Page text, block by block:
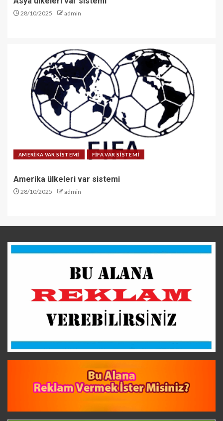
28/10/2025 admin
AMERİKA VAR SİSTEMİ FİFA VAR SİSTEMİ
Amerika ülkeleri var sistemi
28/10/2025 admin